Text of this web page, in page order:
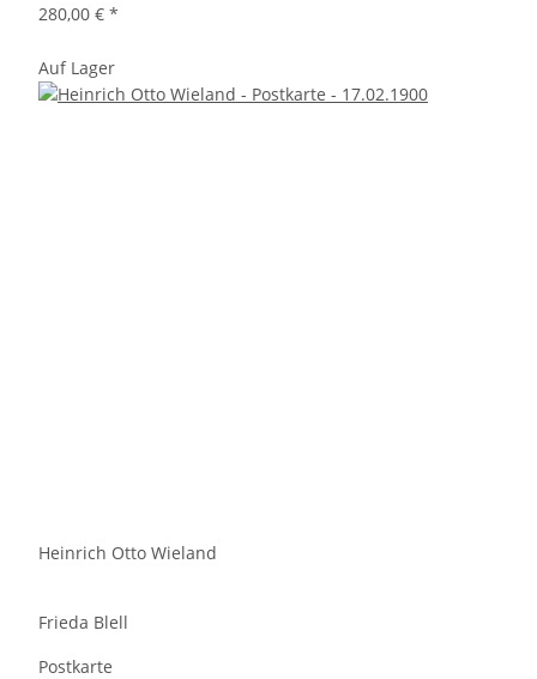
280,00 € *
Auf Lager
Heinrich Otto Wieland
Frieda Blell
Postkarte